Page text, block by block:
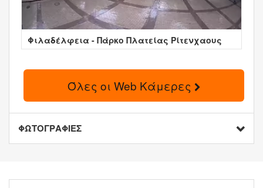
Φιλαδέλφεια - Πάρκο Πλατείας Ρίτενχαους
Όλες οι Web Κάμερες
ΦΩΤΟΓΡΑΦΙΕΣ